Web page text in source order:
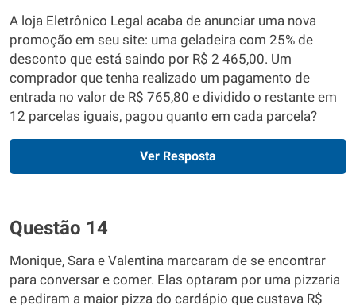
A loja Eletrônico Legal acaba de anunciar uma nova
promoção em seu site: uma geladeira com 25% de
desconto que está saindo por R$ 2 465,00. Um
comprador que tenha realizado um pagamento de
entrada no valor de R$ 765,80 e dividido o restante em
12 parcelas iguais, pagou quanto em cada parcela?
Ver Resposta
Questão 14
Monique, Sara e Valentina marcaram de se encontrar
para conversar e comer. Elas optaram por uma pizzaria
e pediram a maior pizza do cardápio que custava R$